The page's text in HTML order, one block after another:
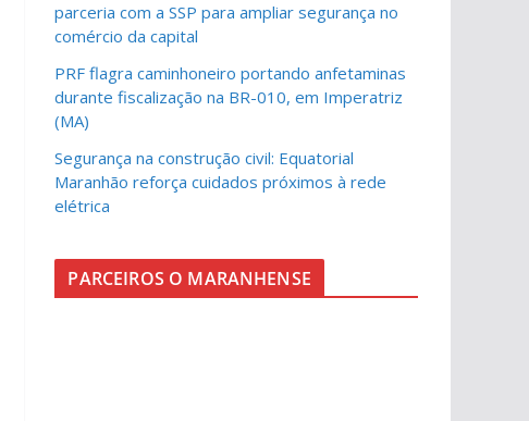
parceria com a SSP para ampliar segurança no
comércio da capital
PRF flagra caminhoneiro portando anfetaminas
durante fiscalização na BR-010, em Imperatriz
(MA)
Segurança na construção civil: Equatorial
Maranhão reforça cuidados próximos à rede
elétrica
PARCEIROS O MARANHENSE